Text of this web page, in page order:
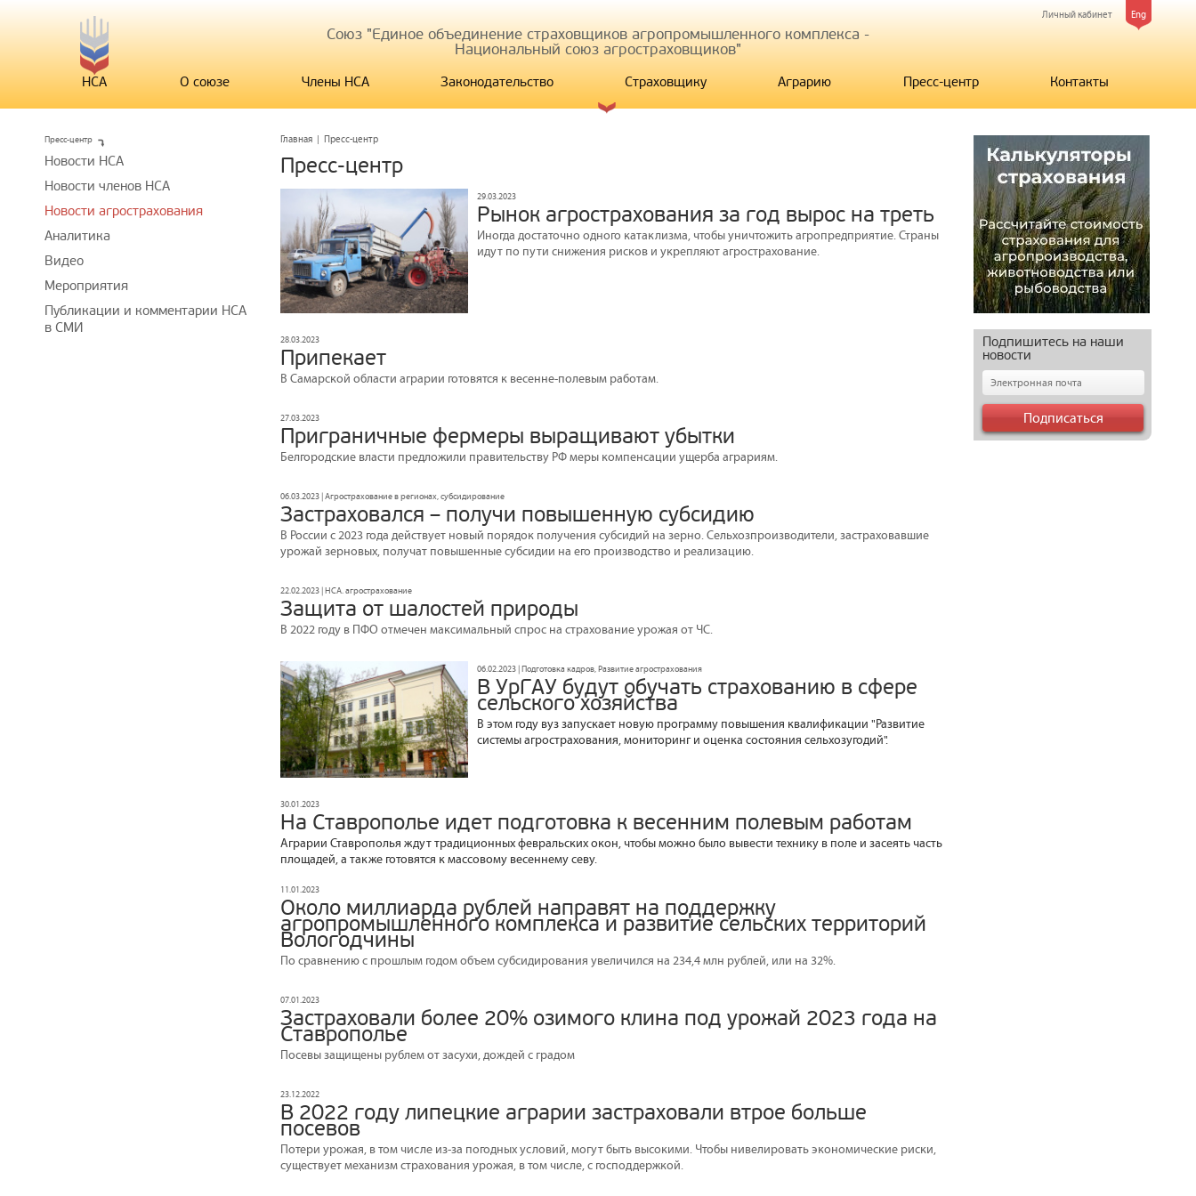
Eng
Личный кабинет
Союз "Единое объединение страховщиков агропромышленного комплекса -
Национальный союз агростраховщиков"
НСА О союзе Члены НСА Законодательство Страховщику Аграрию Пресс-центр Контакты
Главная | Пресс-центр
Пресс-центр
29.03.2023
Рынок агрострахования за год вырос на треть
Иногда достаточно одного катаклизма, чтобы уничтожить агропредприятие. Страны
идут по пути снижения рисков и укрепляют агрострахование.
28.03.2023
Припекает
В Самарской области аграрии готовятся к весенне-полевым работам.
27.03.2023
Приграничные фермеры выращивают убытки
Белгородские власти предложили правительству РФ меры компенсации ущерба аграриям.
06.03.2023 | Агрострахование в регионах, субсидирование
Застраховался – получи повышенную субсидию
В России с 2023 года действует новый порядок получения субсидий на зерно.Сельхозпроизводители, застраховавшие
урожай зерновых, получат повышенные субсидии на его производство и реализацию.
22.02.2023 | НСА. агрострахование
Защита от шалостей природы
В 2022 году в ПФО отмечен максимальный спрос на страхование урожая от ЧС.
06.02.2023 | Подготовка кадров, Развитие агрострахования
В УрГАУ будут обучать страхованию в сфере
сельского хозяйства
В этом году вуз запускает новую программу повышения квалификации "Развитие
системы агрострахования, мониторинг и оценка состояния сельхозугодий".
30.01.2023
На Ставрополье идет подготовка к весенним полевым работам
Аграрии Ставрополья ждут традиционных февральских окон, чтобы можно было вывести технику в поле и засеять часть
площадей, а также готовятся к массовому весеннему севу.
11.01.2023
Около миллиарда рублей направят на поддержку
агропромышленного комплекса и развитие сельских территорий
Вологодчины
По сравнению с прошлым годом объем субсидирования увеличился на 234,4 млн рублей, или на 32%.
07.01.2023
Застраховали более 20% озимого клина под урожай 2023 года на
Ставрополье
Посевы защищены рублем от засухи, дождей с градом
23.12.2022
В 2022 году липецкие аграрии застраховали втрое больше
посевов
Потери урожая, в том числе из-за погодных условий, могут быть высокими. Чтобы нивелировать экономические риски,
существует механизм страхования урожая, в том числе, с господдержкой.
Пресс-центр
Новости НСА
Новости членов НСА
Новости агрострахования
Аналитика
Видео
Мероприятия
Публикации и комментарии НСА
в СМИ
Подпишитесь на наши
новости